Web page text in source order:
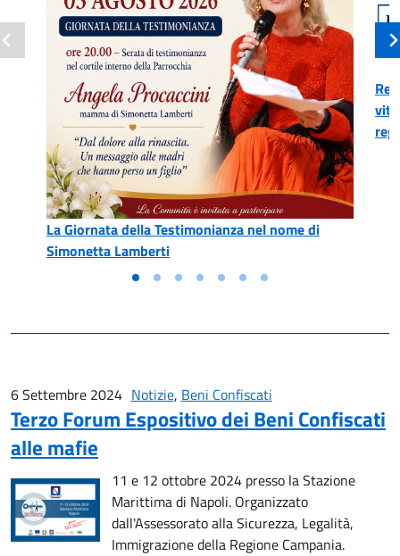
La Giornata della Testimonianza nel nome di
Simonetta Lamberti
6 Settembre 2024 Notizie, Beni Confiscati
Terzo Forum Espositivo dei Beni Confiscati
alle mafie
11 e 12 ottobre 2024 presso la Stazione
Marittima di Napoli. Organizzato
dall'Assessorato alla Sicurezza, Legalità,
Immigrazione della Regione Campania.